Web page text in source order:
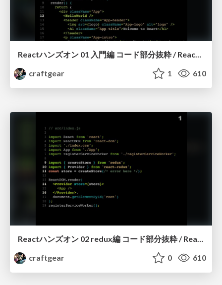
craftgear
1 610
Reactハンズオン 02 redux編 コード部分抜粋 / React Handson 02 redux (excerpt)
craftgear
0 610